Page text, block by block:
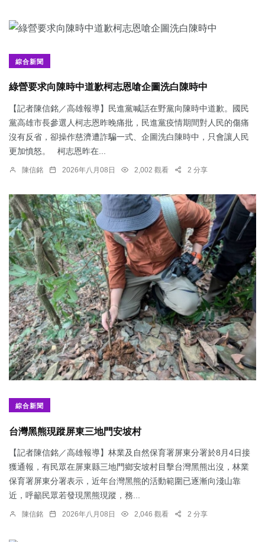
綜合新聞
綠營要求向陳時中道歉柯志恩嗆企圖洗白陳時中
【記者陳信銘／高雄報導】民進黨喊話在野黨向陳時中道歉。國民
黨高雄市長參選人柯志恩昨晚痛批，民進黨疫情期間對人民的傷痛
沒有反省，卻操作慈濟遭詐騙一式、企圖洗白陳時中，只會讓人民
更加憤怒。 柯志恩昨在...
陳信銘 2026年八月08日 2,002 觀看 2 分享
綜合新聞
台灣黑熊現蹤屏東三地門安坡村
【記者陳信銘／高雄報導】林業及自然保育署屏東分署於8月4日接
獲通報，有民眾在屏東縣三地門鄉安坡村目擊台灣黑熊出沒，林業
保育署屏東分署表示，近年台灣黑熊的活動範圍已逐漸向淺山靠
近，呼籲民眾若發現黑熊現蹤，務...
陳信銘 2026年八月08日 2,046 觀看 2 分享